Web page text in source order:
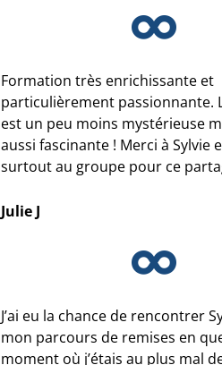
Formation très enrichissante et
particulièrement passionnante.
est un peu moins mystérieuse
aussi fascinante ! Merci à Sylvie
surtout au groupe pour ce
Julie J
J’ai eu la chance de rencontrer
mon parcours de remises en
moment où j’étais au plus mal